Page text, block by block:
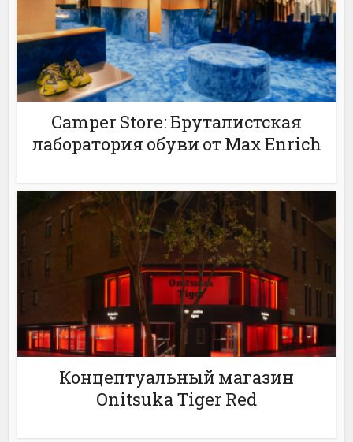
Camper Store: Бруталистская
лаборатория обуви от Max Enrich
Концептуальный магазин
Onitsuka Tiger Red